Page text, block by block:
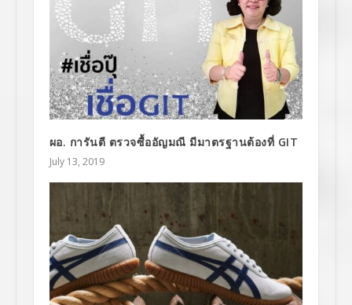
ผอ. การันตี ตรวจซื้ออัญมณี มีมาตรฐานต้องที่ GIT
July 13, 2019